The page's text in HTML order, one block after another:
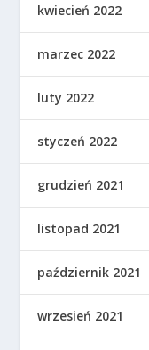
kwiecień 2022
marzec 2022
luty 2022
styczeń 2022
grudzień 2021
listopad 2021
październik 2021
wrzesień 2021